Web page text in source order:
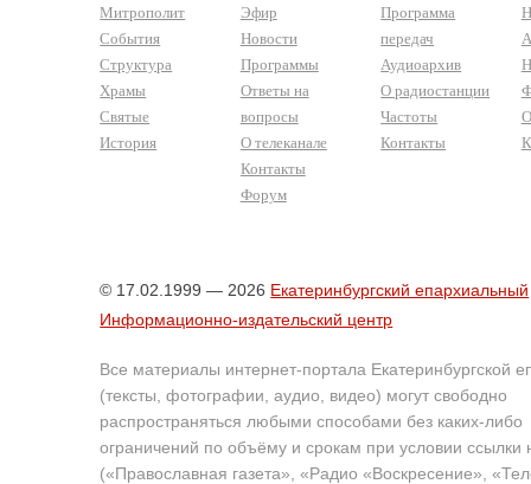
Митрополит
События
Структура
Храмы
Святые
История
Эфир
Новости
Программы
Ответы на
вопросы
О телеканале
Контакты
Форум
Программа
передач
Аудиоархив
О радиостанции
Частоты
Контакты
© 17.02.1999 — 2026 Екатеринбургский епархиальный
Информационно-издательский центр
Все материалы интернет-портала Екатеринбургской
(тексты, фотографии, аудио, видео) могут свободно
распространяться любыми способами без каких-либо
ограничений по объёму и срокам при условии ссылки
(«Православная газета», «Радио «Воскресение»,